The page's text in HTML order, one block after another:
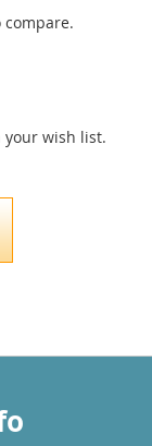
compare.
your wish list.